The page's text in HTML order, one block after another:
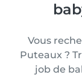
Vous
Puteaux ?
job de